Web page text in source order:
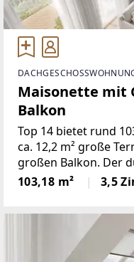
Maisonette mit
Balkon
Top 14 bietet rund
ca. 12,2 m² große
großen Balkon. Der
dreieinhalb Zimmer
Wohnküche mit gut
103,18 m² 3,5